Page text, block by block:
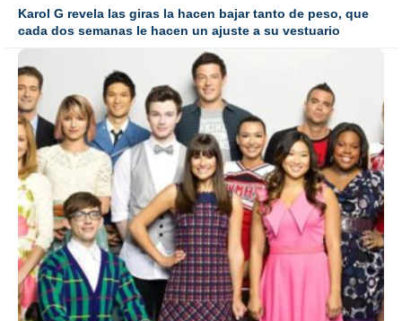
Karol G revela las giras la hacen bajar tanto de peso, que
cada dos semanas le hacen un ajuste a su vestuario